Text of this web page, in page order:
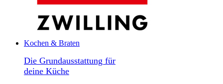
Kochen & Braten
Die Grundausstattung für
deine Küche